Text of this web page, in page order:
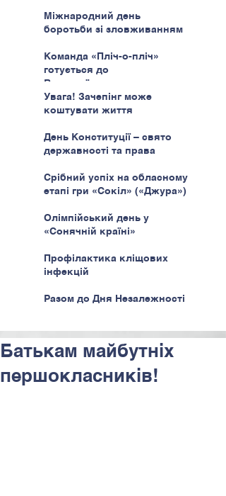
Міжнародний день
боротьби зі зловживанням
Команда «Пліч-о-пліч»
готується до
Всеукраїнського етапу
Увага! Зачепінг може
коштувати життя
День Конституції – свято
державності та права
Срібний успіх на обласному
етапі гри «Сокіл» («Джура»)
Олімпійський день у
«Сонячній країні»
Профілактика кліщових
інфекцій
Разом до Дня Незалежності
Батькам майбутніх
першокласників!